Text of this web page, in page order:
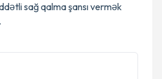
sağ qalma şansı vermək